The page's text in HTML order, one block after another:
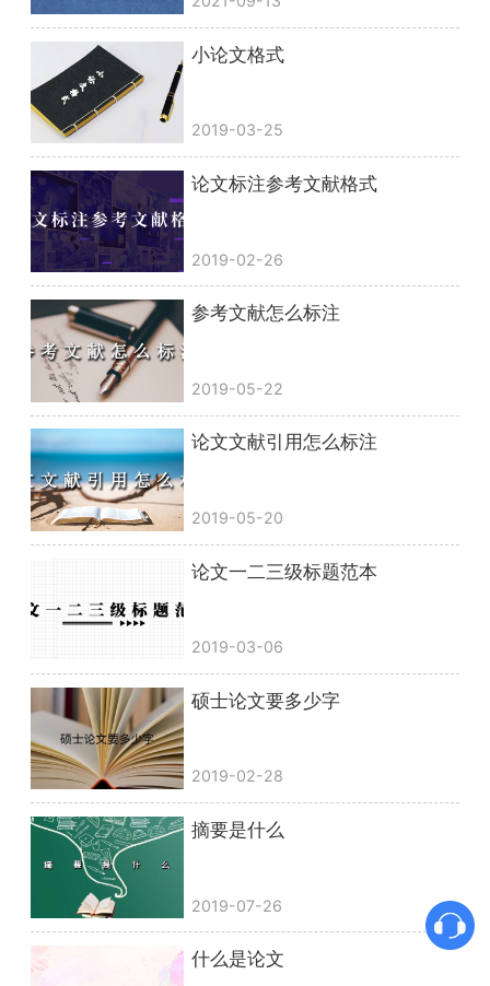
小论文格式
2019-03-25
论文标注参考文献格式
2019-02-26
参考文献怎么标注
2019-05-22
论文文献引用怎么标注
2019-05-20
论文一二三级标题范本
2019-03-06
硕士论文要多少字
2019-02-28
摘要是什么
2019-07-26
什么是论文